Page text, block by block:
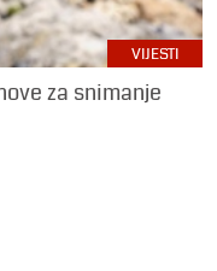
VIJESTI
za snimanje